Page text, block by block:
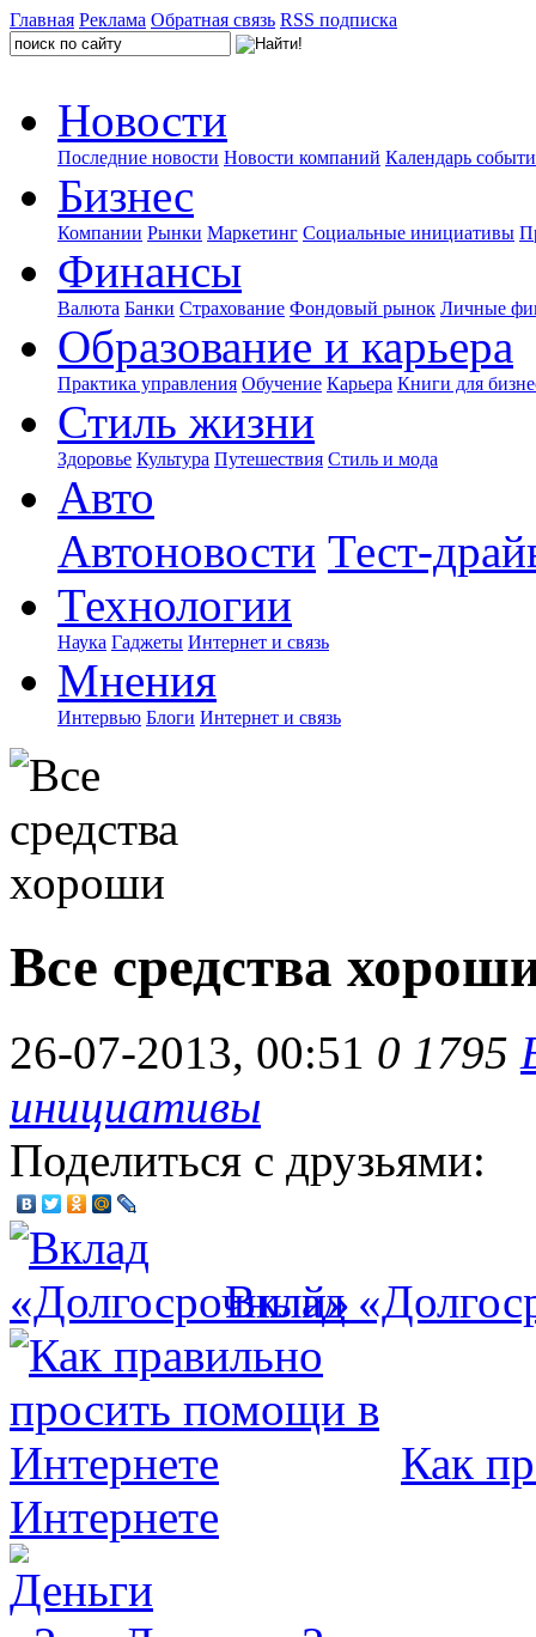
Главная Реклама Обратная связь RSS подписка
Новости
Последние новости Новости компаний Календарь
Бизнес
Компании Рынки Маркетинг Социальные инициативы
Финансы
Валюта Банки Страхование Фондовый рынок Личные
Образование и карьера
Практика управления Обучение Карьера Книги для
Стиль жизни
Здоровье Культура Путешествия Стиль и мода
Авто
Автоновости Тест-
Технологии
Наука Гаджеты Интернет и связь
Мнения
Интервью Блоги Интернет и связь
Все средства
26-07-2013, 00:51 0 1795
инициативы
Поделиться с друзьями:
Вклад
Как
Интернете